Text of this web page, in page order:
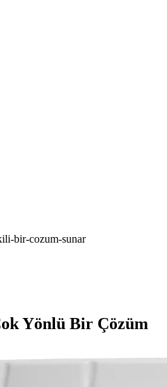
bir-cozum-sunar
Yönlü Bir Çözüm